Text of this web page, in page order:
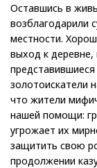
Оставшись в
возблагодарили
местности.
выход к деревне,
золотоискатели
что жители
нашей помощи:
угрожает их
защитить свою
продолжении